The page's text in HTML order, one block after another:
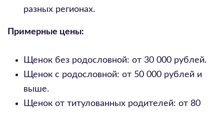
разных регионах.
Примерные цены:
Щенок без родословной: от 30 000 рублей.
Щенок с родословной: от 50 000 рублей и
выше.
Щенок от титулованных родителей: от 80